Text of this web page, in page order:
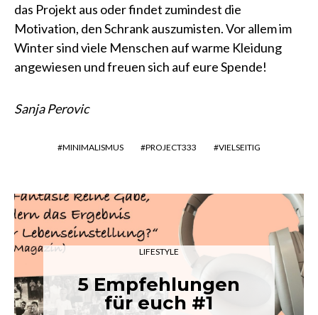
das Projekt aus oder findet zumindest die
Motivation, den Schrank auszumisten. Vor allem im
Winter sind viele Menschen auf warme Kleidung
angewiesen und freuen sich auf eure Spende!
Sanja Perovic
MINIMALISMUS PROJECT333 VIELSEITIG
LIFESTYLE
5 Empfehlungen
für euch #1